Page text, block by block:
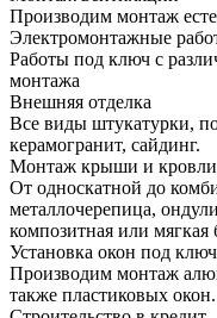
Производим монтаж
Электромонтажные
Работы под ключ с
монтажа
Внешняя отделка
Все виды штукатурки,
керамогранит, сайдинг.
Монтаж крыши и кровли
От односкатной до
металлочерепица,
композитная или мягкая
Установка окон под ключ
Производим монтаж
также пластиковых окон.